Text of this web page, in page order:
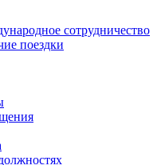
сотрудничество
поездки